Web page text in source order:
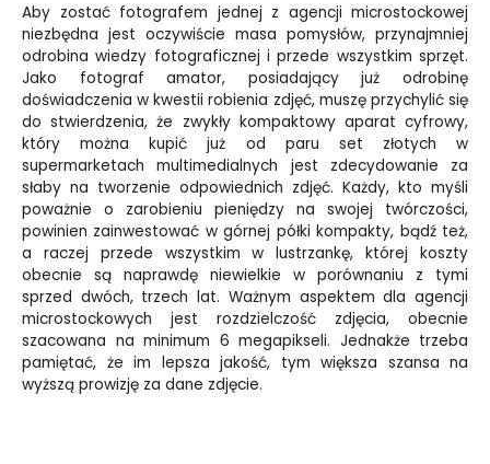
Aby zostać fotografem jednej z agencji microstockowej
niezbędna jest oczywiście masa pomysłów, przynajmniej
odrobina wiedzy fotograficznej i przede wszystkim sprzęt.
Jako fotograf amator, posiadający już odrobinę
doświadczenia w kwestii robienia zdjęć, muszę przychylić się
do stwierdzenia, że zwykły kompaktowy aparat cyfrowy,
który można kupić już od paru set złotych w
supermarketach multimedialnych jest zdecydowanie za
słaby na tworzenie odpowiednich zdjęć. Każdy, kto myśli
poważnie o zarobieniu pieniędzy na swojej twórczości,
powinien zainwestować w górnej półki kompakty, bądź też,
a raczej przede wszystkim w lustrzankę, której koszty
obecnie są naprawdę niewielkie w porównaniu z tymi
sprzed dwóch, trzech lat. Ważnym aspektem dla agencji
microstockowych jest rozdzielczość zdjęcia, obecnie
szacowana na minimum 6 megapikseli. Jednakże trzeba
pamiętać, że im lepsza jakość, tym większa szansa na
wyższą prowizję za dane zdjęcie.